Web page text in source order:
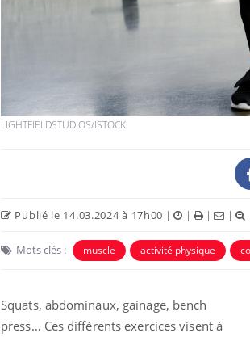
LIGHTFIELDSTUDIOS/ISTOCK
Publié le 14.03.2024 à 17h00 | | | |
Mots clés : muscle activité physique
Squats, abdominaux, gainage, bench
press… Ces différents exercices visent à